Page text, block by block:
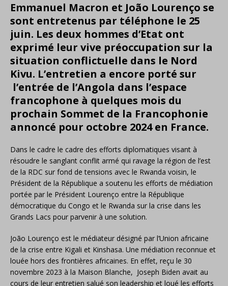
Emmanuel Macron et João Lourenço se
sont entretenus par téléphone le 25
juin. Les deux hommes d’Etat ont
exprimé leur vive préoccupation sur la
situation conflictuelle dans le Nord
Kivu. L’entretien a encore porté sur
l’entrée de l’Angola dans l’espace
francophone à quelques mois du
prochain Sommet de la Francophonie
annoncé pour octobre 2024 en France.
Dans le cadre le cadre des efforts diplomatiques visant à
résoudre le sanglant conflit armé qui ravage la région de l’est
de la RDC sur fond de tensions avec le Rwanda voisin, le
Président de la République a soutenu les efforts de médiation
portée par le Président Lourenço entre la République
démocratique du Congo et le Rwanda sur la crise dans les
Grands Lacs pour parvenir à une solution.
João Lourenço est le médiateur désigné par l’Union africaine
de la crise entre Kigali et Kinshasa. Une médiation reconnue et
louée hors des frontières africaines. En effet, reçu le 30
novembre 2023 à la Maison Blanche, Joseph Biden avait au
cours de leur entretien salué son leadership et loué les efforts